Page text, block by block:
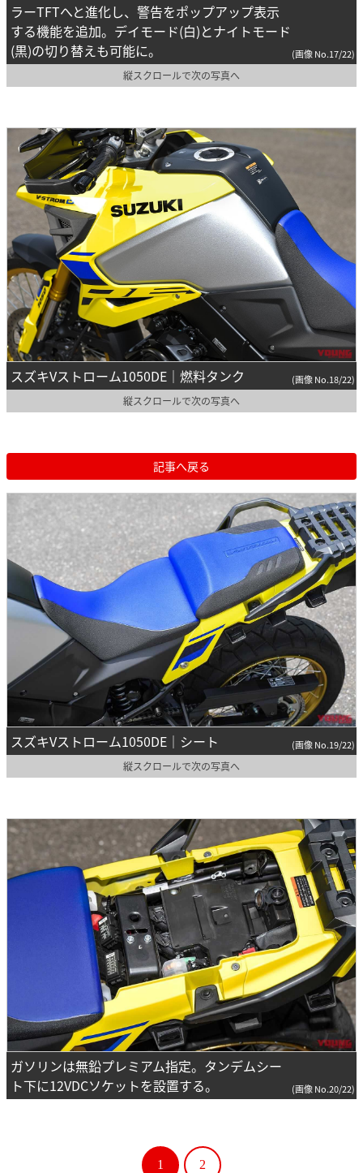
ラーTFTへと進化し、警告をポップアップ表示
する機能を追加。デイモード(白)とナイトモード
(黒)の切り替えも可能に。
(画像 No.17/22)
縦スクロールで次の写真へ
スズキVストローム1050DE｜燃料タンク (画像 No.18/22)
縦スクロールで次の写真へ
記事へ戻る
スズキVストローム1050DE｜シート (画像 No.19/22)
縦スクロールで次の写真へ
ガソリンは無鉛プレミアム指定。タンデムシー
ト下に12VDCソケットを設置する。
(画像 No.20/22)
1 2